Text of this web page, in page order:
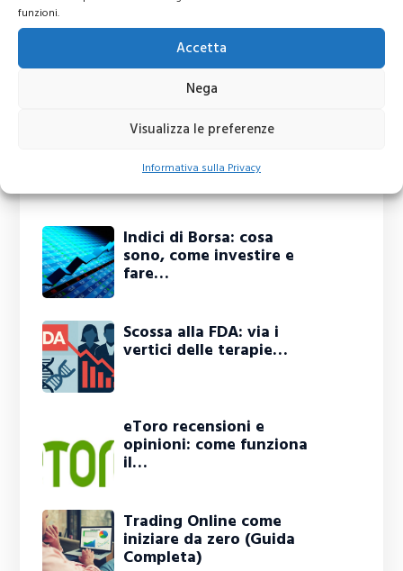
funzioni.
Accetta
Nega
Visualizza le preferenze
Informativa sulla Privacy
Ti potrebbero interessare
Indici di Borsa: cosa
sono, come investire e
fare…
Scossa alla FDA: via i
vertici delle terapie…
eToro recensioni e
opinioni: come funziona
il…
Trading Online come
iniziare da zero (Guida
Completa)